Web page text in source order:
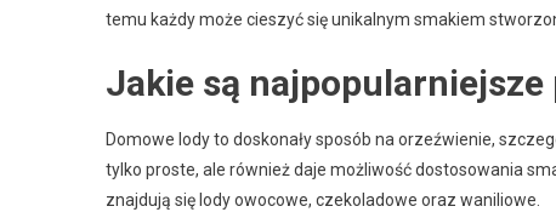
temu każdy może cieszyć się unikalnym smakiem
Jakie są
Domowe lody to doskonały sposób na orzeźwienie,
tylko proste, ale również daje możliwość dostosowania
znajdują się lody owocowe, czekoladowe oraz waniliowe.